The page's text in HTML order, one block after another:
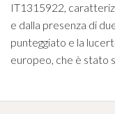
IT1315922,
e dalla presenza di
punteggiato e la
europeo, che è stato